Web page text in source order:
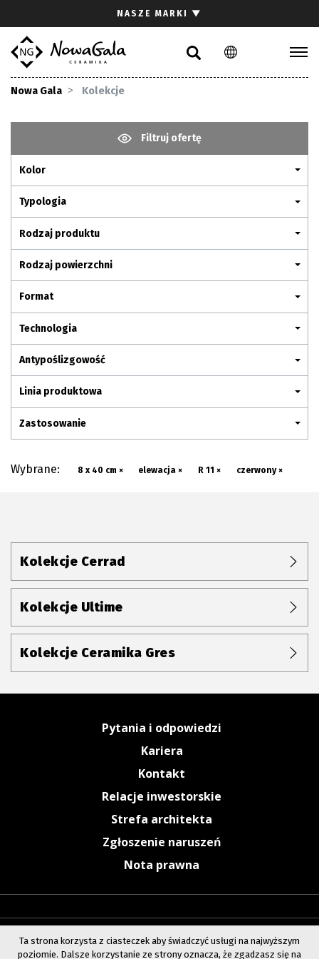
PL EN
NASZE MARKI ▼
Nowa Gala Kolekcje
Filtruj ofertę
Kolor
Typologia
Rodzaj produktu
Rodzaj powierzchni
Format
Technologia
Antypoślizgowość
Linia produktowa
Zastosowanie
Wybrane: 8 x 40 cm × elewacja × R 11 × czerwony ×
Kolekcje Cerrad
Kolekcje Ultime
Kolekcje Ceramika Gres
Pytania i odpowiedzi
Kariera
Kontakt
Relacje inwestorskie
Strefa architekta
Zgłoszenie naruszeń
Nota prawna
Gdzie kupić
Pliki do pobrania
Pytania i odpowiedzi
Kariera
Kontakt
Komunikacja z akcjonariuszami
Ta strona korzysta z ciasteczek aby świadczyć usługi na najwyższym
poziomie. Dalsze korzystanie ze strony oznacza, że zgadzasz się na